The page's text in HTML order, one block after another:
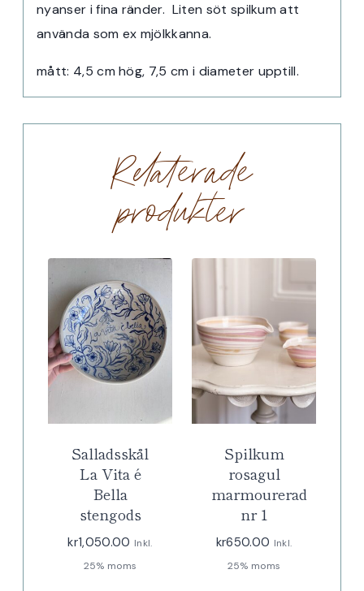
nyanser i fina ränder. Liten söt spilkum att
använda som ex mjölkkanna.
mått: 4,5 cm hög, 7,5 cm i diameter upptill.
Relaterade
produkter
Salladsskål
La Vita é
Bella
stengods
kr1,050.00 Inkl.
25% moms
Spilkum
rosagul
marmourerad
nr 1
kr650.00 Inkl.
25% moms